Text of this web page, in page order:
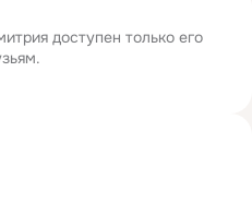
доступен только его